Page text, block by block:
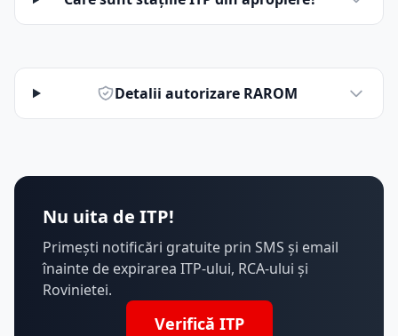
Detalii autorizare RAROM
Nu uita de ITP!
Primești notificări gratuite prin SMS și email
înainte de expirarea ITP-ului, RCA-ului și
Rovinietei.
Verifică ITP